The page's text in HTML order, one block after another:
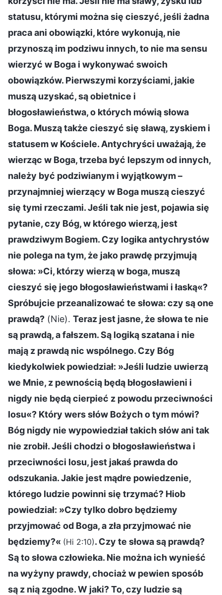
statusu, którymi można się cieszyć, jeśli żadna
praca ani obowiązki, które wykonują, nie
przynoszą im podziwu innych, to nie ma sensu
wierzyć w Boga i wykonywać swoich
obowiązków. Pierwszymi korzyściami, jakie
muszą uzyskać, są obietnice i
błogosławieństwa, o których mówią słowa
Boga. Muszą także cieszyć się sławą, zyskiem i
statusem w Kościele. Antychryści uważają, że
wierząc w Boga, trzeba być lepszym od innych,
należy być podziwianym i wyjątkowym –
przynajmniej wierzący w Boga muszą cieszyć
się tymi rzeczami. Jeśli tak nie jest, pojawia się
pytanie, czy Bóg, w którego wierzą, jest
prawdziwym Bogiem. Czy logika antychrystów
nie polega na tym, że jako prawdę przyjmują
słowa: »Ci, którzy wierzą w boga, muszą
cieszyć się jego błogosławieństwami i łaską«?
Spróbujcie przeanalizować te słowa: czy są one
prawdą? (Nie). Teraz jest jasne, że słowa te nie
są prawdą, a fałszem. Są logiką szatana i nie
mają z prawdą nic wspólnego. Czy Bóg
kiedykolwiek powiedział: »Jeśli ludzie uwierzą
we Mnie, z pewnością będą błogosławieni i
nigdy nie będą cierpieć z powodu przeciwności
losu«? Który wers słów Bożych o tym mówi?
Bóg nigdy nie wypowiedział takich słów ani tak
nie zrobił. Jeśli chodzi o błogosławieństwa i
przeciwności losu, jest jakaś prawda do
odszukania. Jakie jest mądre powiedzenie,
którego ludzie powinni się trzymać? Hiob
powiedział: »Czy tylko dobro będziemy
przyjmować od Boga, a zła przyjmować nie
będziemy?« (Hi 2:10). Czy te słowa są prawdą?
Są to słowa człowieka. Nie można ich wynieść
na wyżyny prawdy, chociaż w pewien sposób
są z nią zgodne. W jaki? To, czy ludzie są